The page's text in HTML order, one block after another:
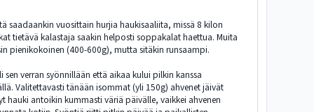
saadaankin vuosittain hurjia haukisaaliita, missä 8 kilon
tietävä kalastaja saakin helposti soppakalat haettua. Muita
pienikokoinen (400-600g), mutta sitäkin runsaampi.
verran syönnillään että aikaa kului pilkin kanssa
Valitettavasti tänään isommat (yli 150g) ahvenet jäivät
hauki antoikin kummasti väriä päivälle, vaikkei ahvenen